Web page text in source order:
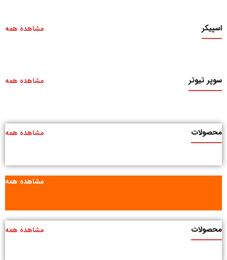
اسپیکر مشاهده همه
سوپر تیوتر مشاهده همه
محصولات مشاهده همه
مشاهده همه
محصولات مشاهده همه